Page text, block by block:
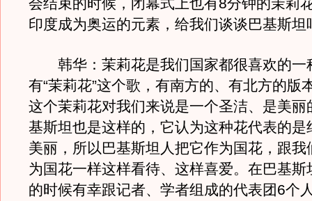
会结束的时候，闭幕式上也有8分钟的茉莉
印度成为奥运的元素，给我们谈谈巴基斯坦
韩华：茉莉花是我们国家都很喜欢的一
有“茉莉花”这个歌，有南方的、有北方的版
这个茉莉花对我们来说是一个圣洁、是美丽
基斯坦也是这样的，它认为这种花代表的是
美丽，所以巴基斯坦人把它作为国花，跟我
为国花一样这样看待、这样喜爱。在巴基
的时候有幸跟记者、学者组成的代表团6个